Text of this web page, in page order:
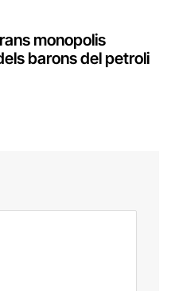
monopolis
barons del petroli